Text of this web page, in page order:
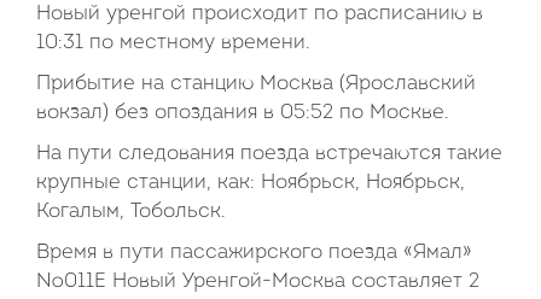
Новый уренгой происходит по расписанию в
10:31 по местному времени.
Прибытие на станцию Москва (Ярославский
вокзал) без опоздания в 05:52 по Москве.
На пути следования поезда встречаются такие
крупные станции, как: Ноябрьск, Ноябрьск,
Когалым, Тобольск.
Время в пути пассажирского поезда «Ямал»
№011Е Новый Уренгой-Москва составляет 2